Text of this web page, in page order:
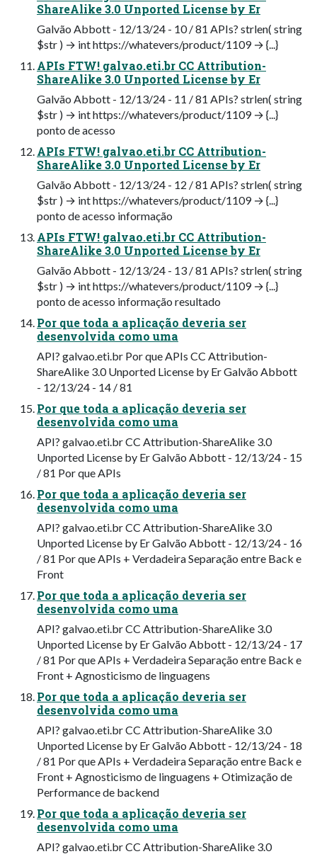
ShareAlike 3.0 Unported License by Er
Galvão Abbott - 12/13/24 - 10 / 81 APIs? strlen( string
$str ) → int https://whatevers/product/1109 → {...}
APIs FTW! galvao.eti.br CC Attribution-
ShareAlike 3.0 Unported License by Er
Galvão Abbott - 12/13/24 - 11 / 81 APIs? strlen( string
$str ) → int https://whatevers/product/1109 → {...}
ponto de acesso
APIs FTW! galvao.eti.br CC Attribution-
ShareAlike 3.0 Unported License by Er
Galvão Abbott - 12/13/24 - 12 / 81 APIs? strlen( string
$str ) → int https://whatevers/product/1109 → {...}
ponto de acesso informação
APIs FTW! galvao.eti.br CC Attribution-
ShareAlike 3.0 Unported License by Er
Galvão Abbott - 12/13/24 - 13 / 81 APIs? strlen( string
$str ) → int https://whatevers/product/1109 → {...}
ponto de acesso informação resultado
Por que toda a aplicação deveria ser
desenvolvida como uma
API? galvao.eti.br Por que APIs CC Attribution-
ShareAlike 3.0 Unported License by Er Galvão Abbott
- 12/13/24 - 14 / 81
Por que toda a aplicação deveria ser
desenvolvida como uma
API? galvao.eti.br CC Attribution-ShareAlike 3.0
Unported License by Er Galvão Abbott - 12/13/24 - 15
/ 81 Por que APIs
Por que toda a aplicação deveria ser
desenvolvida como uma
API? galvao.eti.br CC Attribution-ShareAlike 3.0
Unported License by Er Galvão Abbott - 12/13/24 - 16
/ 81 Por que APIs + Verdadeira Separação entre Back e
Front
Por que toda a aplicação deveria ser
desenvolvida como uma
API? galvao.eti.br CC Attribution-ShareAlike 3.0
Unported License by Er Galvão Abbott - 12/13/24 - 17
/ 81 Por que APIs + Verdadeira Separação entre Back e
Front + Agnosticismo de linguagens
Por que toda a aplicação deveria ser
desenvolvida como uma
API? galvao.eti.br CC Attribution-ShareAlike 3.0
Unported License by Er Galvão Abbott - 12/13/24 - 18
/ 81 Por que APIs + Verdadeira Separação entre Back e
Front + Agnosticismo de linguagens + Otimização de
Performance de backend
Por que toda a aplicação deveria ser
desenvolvida como uma
API? galvao.eti.br CC Attribution-ShareAlike 3.0